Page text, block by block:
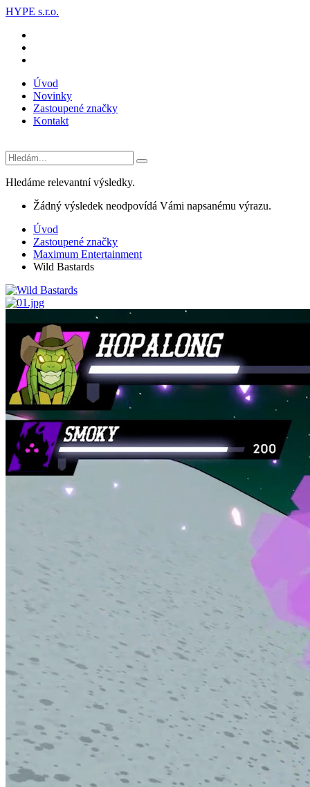
HYPE s.r.o.
Úvod
Novinky
Zastoupené značky
Kontakt
Hledáme relevantní výsledky.
Žádný výsledek neodpovídá Vámi napsanému výrazu.
Úvod
Zastoupené značky
Maximum Entertainment
Wild Bastards